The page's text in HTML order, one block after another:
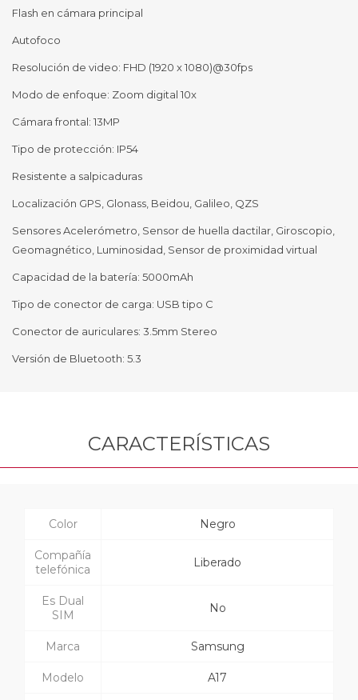
Flash en cámara principal
Autofoco
Resolución de video: FHD (1920 x 1080)@30fps
Modo de enfoque: Zoom digital 10x
Cámara frontal: 13MP
Tipo de protección: IP54
Resistente a salpicaduras
Localización GPS, Glonass, Beidou, Galileo, QZS
Sensores Acelerómetro, Sensor de huella dactilar, Giroscopio,
Geomagnético, Luminosidad, Sensor de proximidad virtual
Capacidad de la batería: 5000mAh
Tipo de conector de carga: USB tipo C
Conector de auriculares: 3.5mm Stereo
Versión de Bluetooth: 5.3
CARACTERÍSTICAS
Color Negro
Compañía
telefónica
Liberado
Es Dual
SIM
No
Marca Samsung
Modelo A17